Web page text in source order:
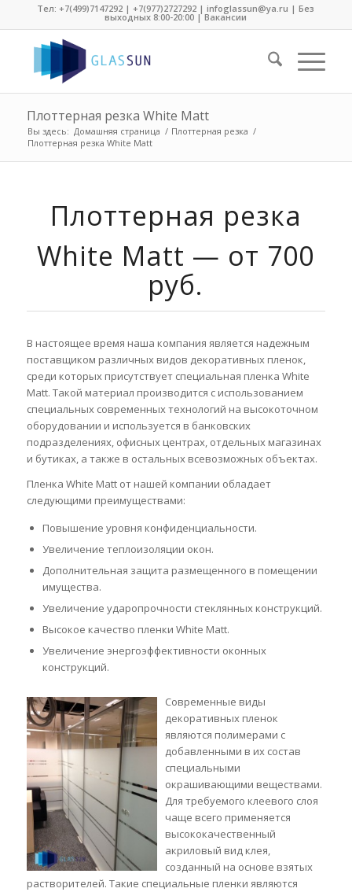
Тел:+7(499)7147292 |+7(977)2727292 | infoglassun@ya.ru | Без
выходных 8:00-20:00 |Вакансии
Плоттерная резка White Matt
Вы здесь: Домашняя страница / Плоттерная резка /
Плоттерная резка White Matt
Плоттерная резка
White Matt — от 700
руб.
В настоящее время наша компания является надежным
поставщиком различных видов декоративных пленок,
среди которых присутствует специальная пленка White
Matt. Такой материал производится с использованием
специальных современных технологий на высокоточном
оборудовании и используется в банковских
подразделениях, офисных центрах, отдельных магазинах
и бутиках, а также в остальных всевозможных объектах.
Пленка White Matt от нашей компании обладает
следующими преимуществами:
Повышение уровня конфиденциальности.
Увеличение теплоизоляции окон.
Дополнительная защита размещенного в помещении
имущества.
Увеличение ударопрочности стеклянных конструкций.
Высокое качество пленки White Matt.
Увеличение энергоэффективности оконных
конструкций.
Современные виды
декоративных пленок
являются полимерами с
добавленными в их состав
специальными
окрашивающими веществами.
Для требуемого клеевого слоя
чаще всего применяется
высококачественный
акриловый вид клея,
созданный на основе взятых
растворителей. Такие специальные пленки являются